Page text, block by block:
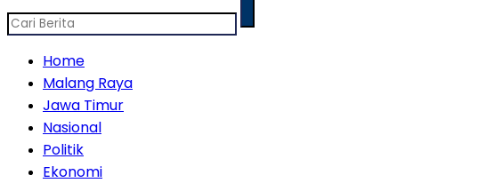
Home
Malang Raya
Jawa Timur
Nasional
Politik
Ekonomi